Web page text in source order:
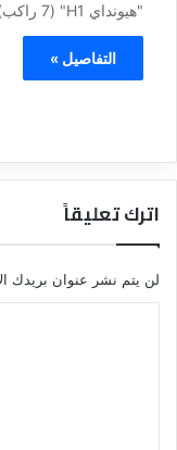
"هيونداي H1" (7 راكب) مع تورست باص 011 21759535...
التفاصيل »
اترك تعليقاً
لن يتم نشر عنوان بريدك